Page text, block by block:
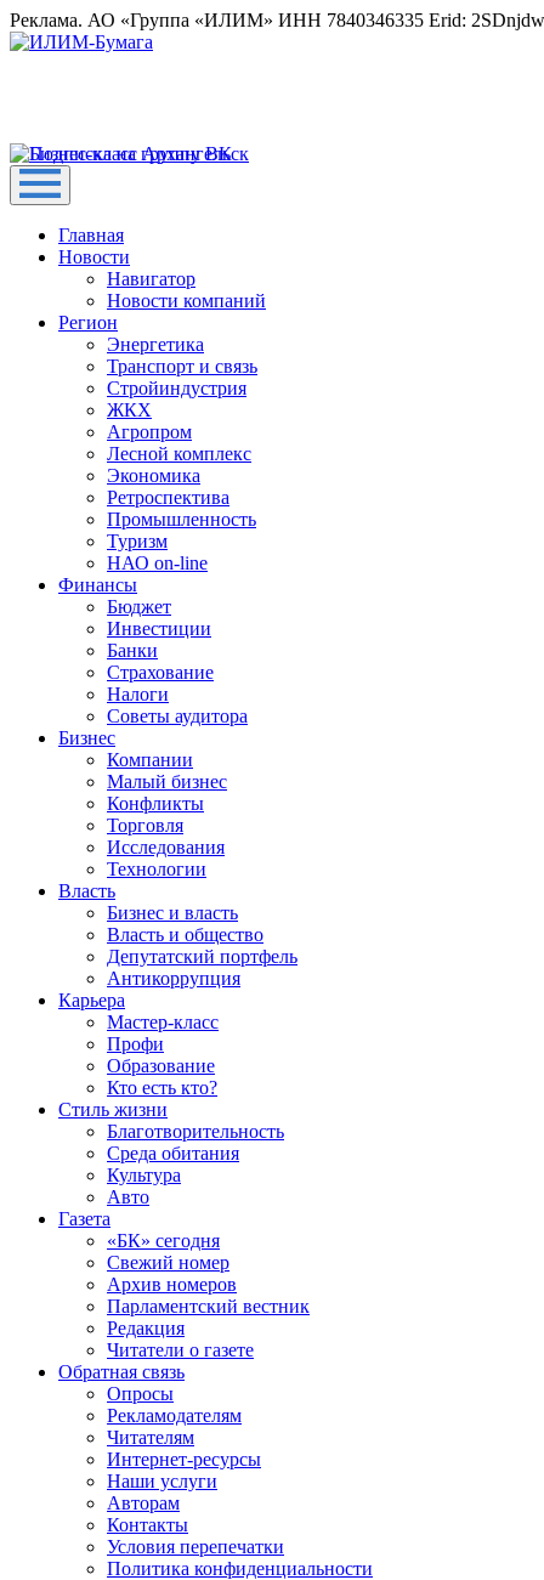
Реклама. АО «Группа «ИЛИМ» ИНН 7840346335 Erid:
Главная
Новости
Навигатор
Новости компаний
Регион
Энергетика
Транспорт и связь
Стройиндустрия
ЖКХ
Агропром
Лесной комплекс
Экономика
Ретроспектива
Промышленность
Туризм
НАО on-line
Финансы
Бюджет
Инвестиции
Банки
Страхование
Налоги
Советы аудитора
Бизнес
Компании
Малый бизнес
Конфликты
Торговля
Исследования
Технологии
Власть
Бизнес и власть
Власть и общество
Депутатский портфель
Антикоррупция
Карьера
Мастер-класс
Профи
Образование
Кто есть кто?
Стиль жизни
Благотворительность
Среда обитания
Культура
Авто
Газета
«БК» сегодня
Свежий номер
Архив номеров
Парламентский вестник
Редакция
Читатели о газете
Обратная связь
Опросы
Рекламодателям
Читателям
Интернет-ресурсы
Наши услуги
Авторам
Контакты
Условия перепечатки
Политика конфиденциальности